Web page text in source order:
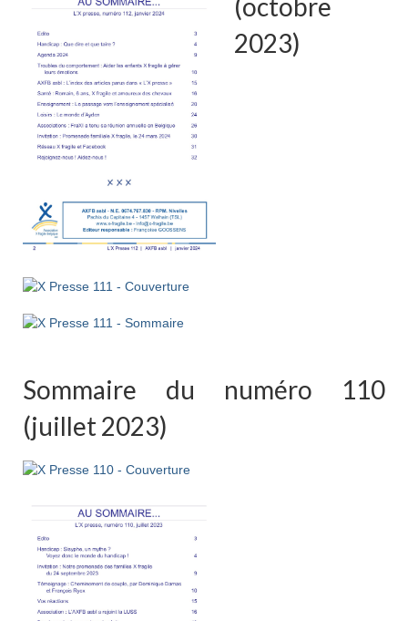
(octobre
2023)
Sommaire du numéro 110
(juillet 2023)